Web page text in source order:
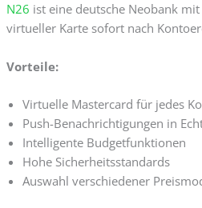
N26 ist eine deutsche Neobank
virtueller Karte sofort nach
Vorteile:
Virtuelle Mastercard für jedes
Push-Benachrichtigungen in
Intelligente Budgetfunktionen
Hohe Sicherheitsstandards
Auswahl verschiedener